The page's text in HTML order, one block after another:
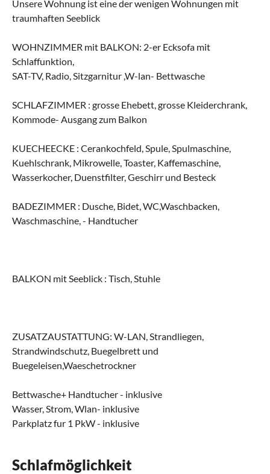
Unsere Wohnung ist eine der wenigen Wohnungen mit
traumhaften Seeblick
WOHNZIMMER mit BALKON: 2-er Ecksofa mit
Schlaffunktion,
SAT-TV, Radio, Sitzgarnitur ,W-lan- Bettwasche
SCHLAFZIMMER : grosse Ehebett, grosse Kleiderchrank,
Kommode- Ausgang zum Balkon
KUECHEECKE : Cerankochfeld, Spule, Spulmaschine,
Kuehlschrank, Mikrowelle, Toaster, Kaffemaschine,
Wasserkocher, Duenstfilter, Geschirr und Besteck
BADEZIMMER : Dusche, Bidet, WC,Waschbacken,
Waschmaschine, - Handtucher
BALKON mit Seeblick : Tisch, Stuhle
ZUSATZAUSTATTUNG: W-LAN, Strandliegen,
Strandwindschutz, Buegelbrett und
Buegeleisen,Waeschetrockner
Bettwasche+ Handtucher - inklusive
Wasser, Strom, Wlan- inklusive
Parkplatz fur 1 PkW - inklusive
Schlafmöglichkeit